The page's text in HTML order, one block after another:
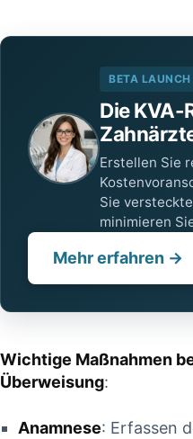
BETA LAUNCH
Die
Erstellen Sie
Sie
minimieren
Mehr erfahren →
Wichtige Maßnahmen
Überweisung:
Anamnese: Erfassen